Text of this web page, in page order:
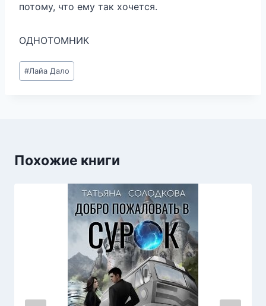
потому, что ему так хочется.
ОДНОТОМНИК
Метки
записи:
#Лайа Дало
Похожие книги